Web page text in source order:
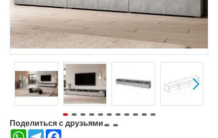
Поделиться с друзьями
WhatsAppTelegram